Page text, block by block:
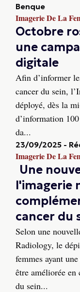
Benque
Imagerie De La
Octobre
une
digitale
Afin d’informer
cancer du sein,
déployé, dès la
d’information
da...
23/09/2025 -
Imagerie De La
Une
l'imagerie
cancer du
Selon une
Radiology, le
femmes ayant
être améliorée
du sein...